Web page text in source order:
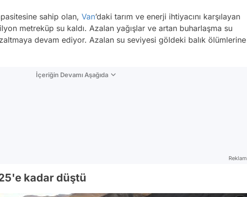
sahip olan, Van’daki tarım ve enerji ihtiyacını karşılayan
metreküp su kaldı. Azalan yağışlar ve artan buharlaşma su
devam ediyor. Azalan su seviyesi göldeki balık ölümlerine
İçeriğin Devamı Aşağıda
Reklam
kadar düştü